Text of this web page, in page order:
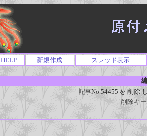
HELP 新規作成 スレッド表示
記事No.54455 を 削除
削除キ